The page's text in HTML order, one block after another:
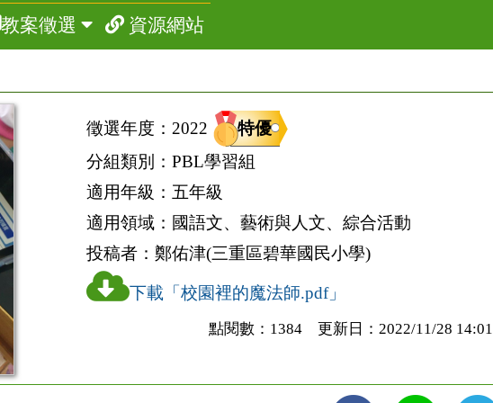
教案徵選 資源網站
徵選年度： 2022
特優
分組類別： PBL學習組
適用年級： 五年級
適用領域： 國語文、藝術與人文、綜合活動
投稿者： 鄭佑津(三重區碧華國民小學)
下載「校園裡的魔法師.pdf」
點閱數：1384 更新日：2022/11/28 14:01